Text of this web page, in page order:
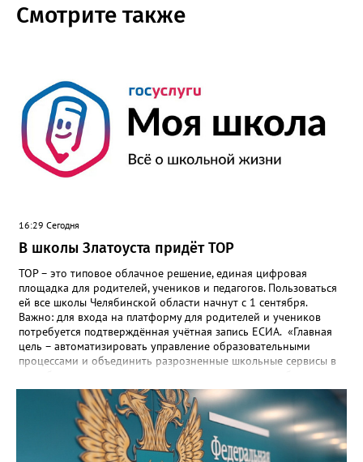
Смотрите также
16:29 Сегодня
В школы Златоуста придёт ТОР
ТОР – это типовое облачное решение, единая цифровая
площадка для родителей, учеников и педагогов. Пользоваться
ей все школы Челябинской области начнут с 1 сентября.
Важно: для входа на платформу для родителей и учеников
потребуется подтверждённая учётная запись ЕСИА. «Главная
цель – автоматизировать управление образовательными
процессами и объединить разрозненные школьные сервисы в
региональном министерстве образования. - Платформа ТОР
“Моя школа” объединит все школьные сервисы в единую
безопасную государственную экосистему. Предполагается, что
переход пройдёт максимально комфортно для пользователей».
Привычные функции - оценки, расписание, домашние задания,